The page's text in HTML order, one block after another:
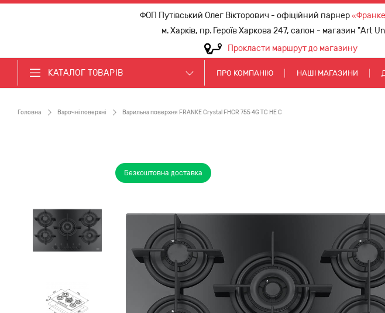
ФОП Путівський Олег Вікторович - офіційний парнер
м. Харків, пр. Героїв Харкова 247, салон - магазин "Art
Прокласти маршрут до магазину
КАТАЛОГ ТОВАРІВ ПРО КОМПАНІЮ НАШІ МАГАЗИНИ
Головна Варочні поверхні Варильна поверхня FRANKE Crystal FHCR 755 4G TC HE C
Безкоштовна доставка